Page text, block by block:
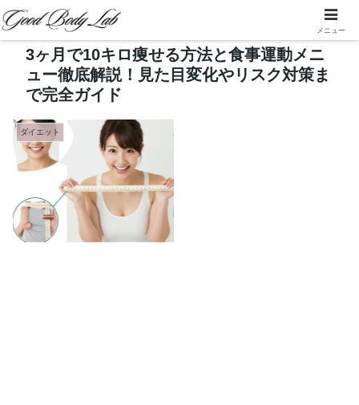
3ヶ月で10キロ痩せる方法と食事運動メニ
ュー徹底解説！見た目変化やリスク対策ま
で完全ガイド
ダイエット
メニュー